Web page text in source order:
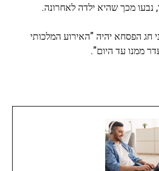
נבעו מכך שהיא ילדה לאחרונה.
חג הפסחא יהיה "האירוע המלכותי
ממנו עד היום".